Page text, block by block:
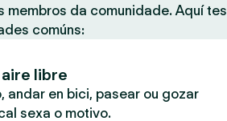
membros da comunidade. Aquí tes
comúns:
libre
andar en bici, pasear ou gozar
sexa o motivo.